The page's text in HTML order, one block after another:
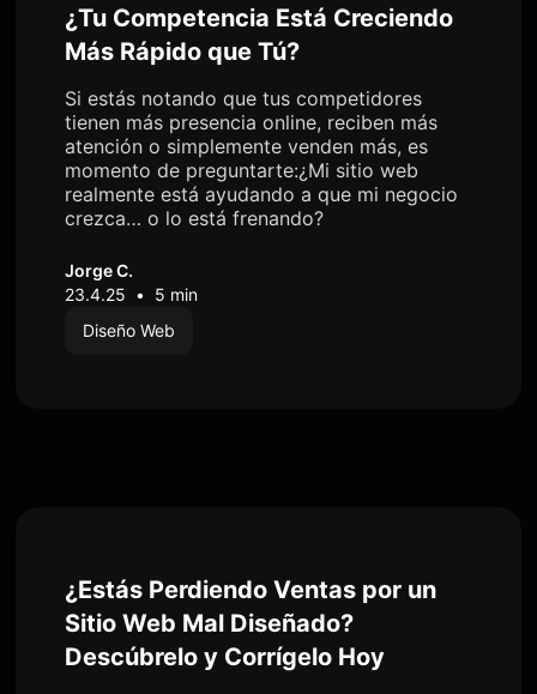
¿Tu Competencia Está Creciendo
Más Rápido que Tú?
Si estás notando que tus competidores
tienen más presencia online, reciben más
atención o simplemente venden más, es
momento de preguntarte:¿Mi sitio web
realmente está ayudando a que mi negocio
crezca… o lo está frenando?
Jorge C.
23.4.25 •
5 min
Diseño Web
¿Estás Perdiendo Ventas por un
Sitio Web Mal Diseñado?
Descúbrelo y Corrígelo Hoy